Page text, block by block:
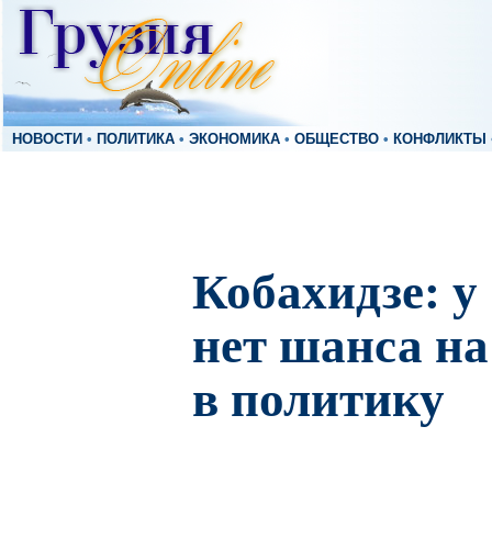
НОВОСТИ • ПОЛИТИКА • ЭКОНОМИКА • ОБЩЕСТВО • КОНФЛИКТЫ
Кобахидзе:
нет шанса
в политику